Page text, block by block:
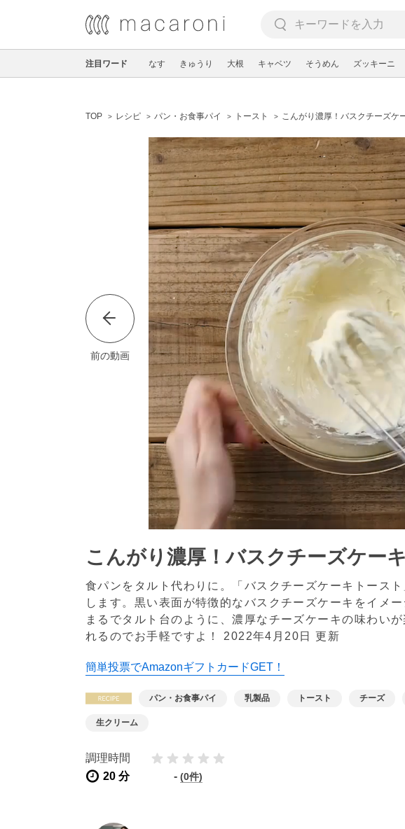
注目ワード なす きゅうり 大根 キャベツ そうめん ズッキーニ
TOP レシピ パン・お食事パイ トースト こんがり濃厚！バスクチーズケ
前の動画
こんがり濃厚！バスクチーズケー
食パンをタルト代わりに。「バスクチーズケーキトース
します。黒い表面が特徴的なバスクチーズケーキをイメ
まるでタルト台のように、濃厚なチーズケーキの味わい
れるのでお手軽ですよ！ 2022年4月20日 更新
簡単投票でAmazonギフトカードGET！
パン・お食事パイ 乳製品 トースト チーズ
生クリーム
調理時間
20 分
- (0件)